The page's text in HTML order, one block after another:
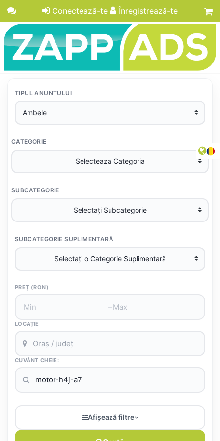
Conectează-te Înregistrează-te
TIPUL ANUNȚULUI
CATEGORIE
SUBCATEGORIE
SUBCATEGORIE SUPLIMENTARĂ
PREȚ (RON)
–
LOCAȚIE
CUVÂNT CHEIE:
Afișează filtre